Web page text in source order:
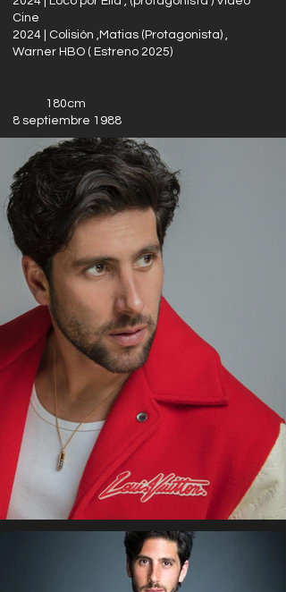
Cine
2024 | Colisión ,Matias (Protagonista) ,
Warner HBO ( Estreno 2025)
180cm
8 septiembre 1988